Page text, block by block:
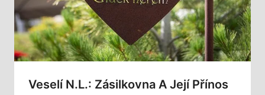
Veselí N.L.: Zásilkovna A Její Přínos